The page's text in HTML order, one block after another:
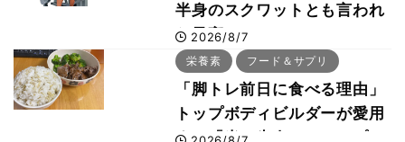
半身のスクワットとも言われ
た最高マシン“ノーチラス・
プルオーバーマシン”とは？
2026/8/7
栄養素 フード＆サプリ
「脚トレ前日に食べる理由」
トップボディビルダーが愛用
する「米＋牛肉」のシンプル